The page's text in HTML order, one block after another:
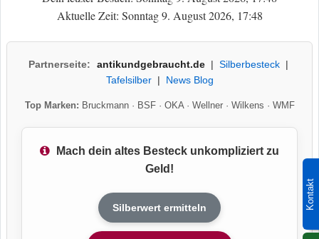
Kontakt
Aktuelle Zeit: Sonntag 9. August 2026, 17:48
Partnerseite: antikundgebraucht.de| Silberbesteck|
Tafelsilber| News Blog
Top Marken: Bruckmann· BSF· OKA· Wellner· Wilkens · WMF
Mach dein altes Besteck unkompliziert zu
Geld!
Silberwert ermitteln